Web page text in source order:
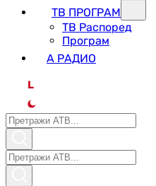
ТВ ПРОГРАМ
ТВ Распоред
Програм
А РАДИО
L